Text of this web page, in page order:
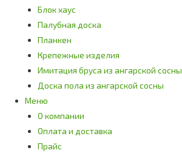
Блок хаус
Палубная доска
Планкен
Крепежные изделия
Имитация бруса из ангарской сосны
Доска пола из ангарской сосны
Меню
О компании
Оплата и доставка
Прайс